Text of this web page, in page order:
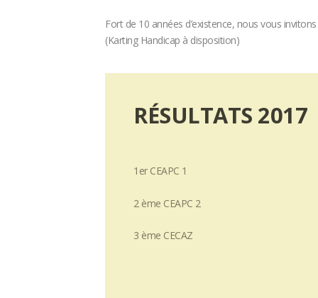
Fort de 10 années d’existence, nous vous
(Karting Handicap à disposition)
RÉSULTATS 2017
1er CEAPC 1
2 ème CEAPC 2
3 ème CECAZ